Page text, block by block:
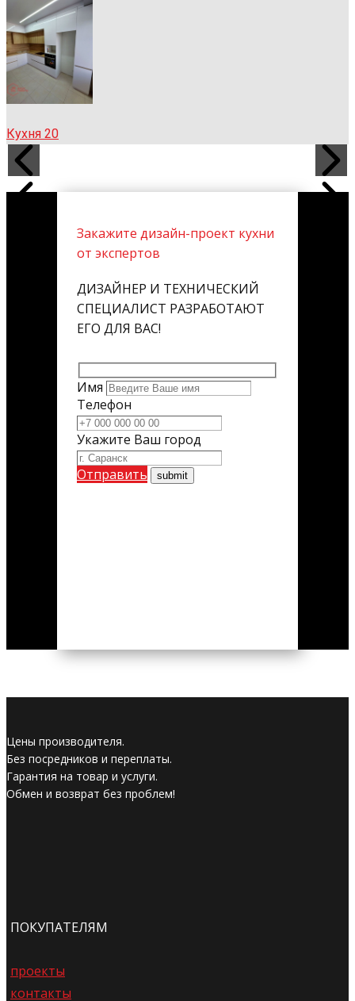
Кухня 20
Закажите дизайн-проект кухни
от экспертов
ДИЗАЙНЕР И ТЕХНИЧЕСКИЙ
СПЕЦИАЛИСТ РАЗРАБОТАЮТ
ЕГО ДЛЯ ВАС!
Имя
Телефон
Укажите Ваш город
Отправить
Цены производителя.
Без посредников и переплаты.
Гарантия на товар и услуги.
Обмен и возврат без проблем!
ПОКУПАТЕЛЯМ
проекты
контакты